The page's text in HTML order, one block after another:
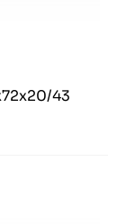
43